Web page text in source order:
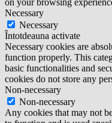
on your browsing
Necessary
Necessary
Întotdeauna activate
Necessary cookies are
function properly. This
basic functionalities and
cookies do not store any
Non-necessary
Non-necessary
Any cookies that may not